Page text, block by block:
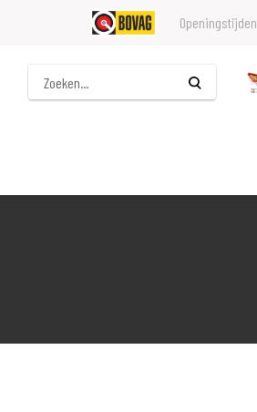
Openingstijden
Zoeken